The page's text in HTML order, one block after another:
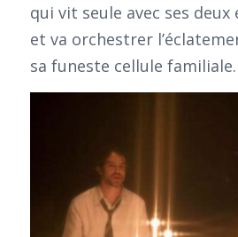
qui vit seule avec ses
et va orchestrer
sa funeste cellule familiale.